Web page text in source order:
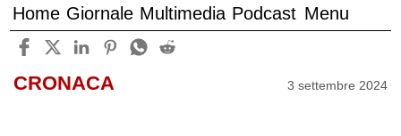
Home Giornale Multimedia Podcast Menu
CRONACA 3 settembre 2024